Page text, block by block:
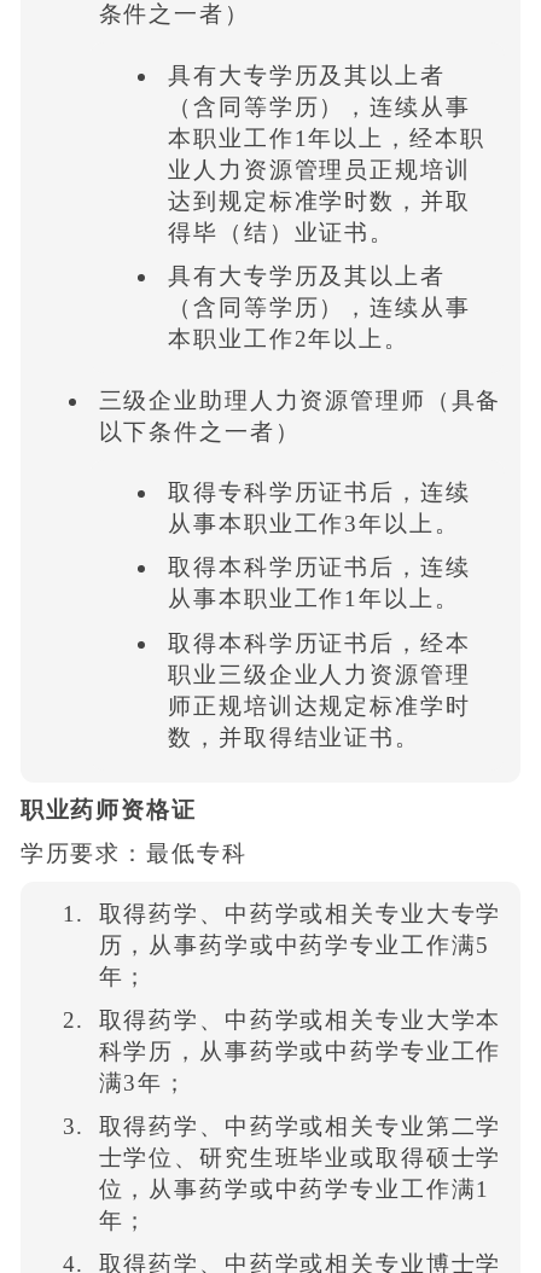
条件之一者）
具有大专学历及其以上者
（含同等学历），连续从事
本职业工作1年以上，经本职
业人力资源管理员正规培训
达到规定标准学时数，并取
得毕（结）业证书。
具有大专学历及其以上者
（含同等学历），连续从事
本职业工作2年以上。
三级企业助理人力资源管理师（具备
以下条件之一者）
取得专科学历证书后，连续
从事本职业工作3年以上。
取得本科学历证书后，连续
从事本职业工作1年以上。
取得本科学历证书后，经本
职业三级企业人力资源管理
师正规培训达规定标准学时
数，并取得结业证书。
职业药师资格证
学历要求：最低专科
取得药学、中药学或相关专业大专学
历，从事药学或中药学专业工作满5
年；
取得药学、中药学或相关专业大学本
科学历，从事药学或中药学专业工作
满3年；
取得药学、中药学或相关专业第二学
士学位、研究生班毕业或取得硕士学
位，从事药学或中药学专业工作满1
年；
取得药学、中药学或相关专业博士学